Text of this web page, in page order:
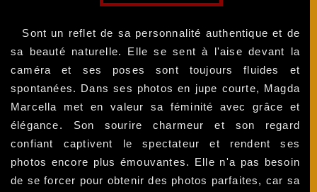
Sont un reflet de sa personnalité authentique et de
sa beauté naturelle. Elle se sent à l'aise devant la
caméra et ses poses sont toujours fluides et
spontanées. Dans ses photos en jupe courte, Magda
Marcella met en valeur sa féminité avec grâce et
élégance. Son sourire charmeur et son regard
confiant captivent le spectateur et rendent ses
photos encore plus émouvantes. Elle n'a pas besoin
de se forcer pour obtenir des photos parfaites, car sa